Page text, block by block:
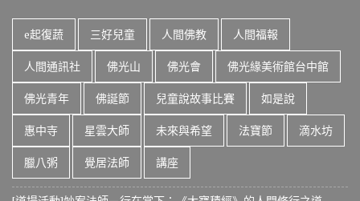
e
e起復蔬 三好兒童 人間佛教 人間福報
人間通訊社 佛光山 佛光會 佛光緣美術館台中館
佛光青年 佛誕節 兒童說故事比賽 如是說
惠中寺 星雲大師 未來與希望 法寶節 滴水坊
臘八粥 覺居法師 講座